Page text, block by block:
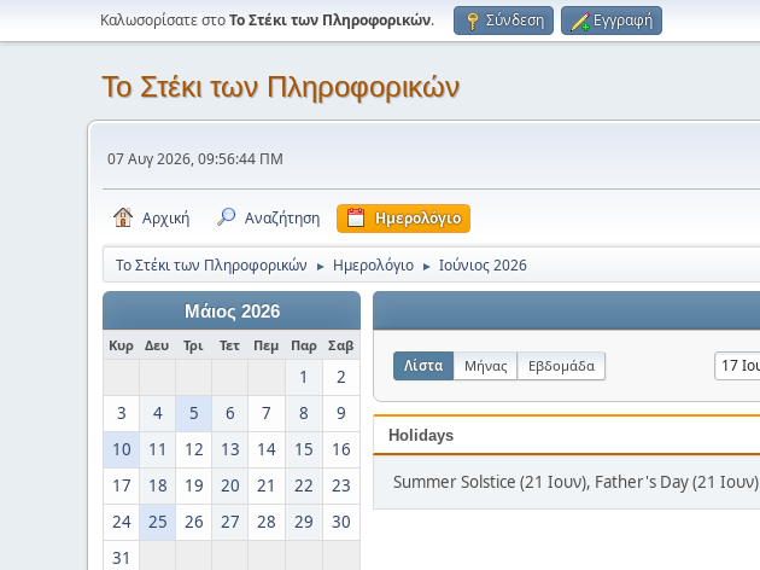
Καλωσορίσατε στοΤο Στέκι των Πληροφορικών. Σύνδεση Εγγραφή
Το Στέκι των Πληροφορικών
07 Αυγ 2026, 09:56:44 ΠΜ
Αρχική Αναζήτηση Ημερολόγιο
Το Στέκι των Πληροφορικών ► Ημερολόγιο ► Ιούνιος 2026
Μάιος 2026
Κυρ Δευ Τρι Τετ Πεμ Παρ Σαβ
1
2
3
4 5 6 7 8
9
10
11 12 13 14 15
16
17
18 19 20 21 22
23
24
25 26 27 28 29
30
31
Λίστα Μήνας Εβδομάδα
Holidays
Summer Solstice (21 Ιουν), Father's Day (21 Ιουν)